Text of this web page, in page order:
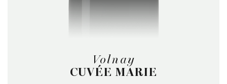
Volnay
CUVÉE MARIE